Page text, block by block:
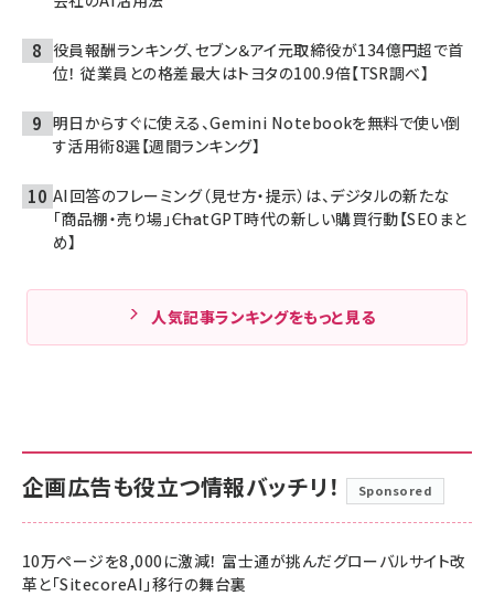
役員報酬ランキング、セブン＆アイ元取締役が134億円超で首
位！ 従業員との格差最大はトヨタの100.9倍【TSR調べ】
明日からすぐに使える、Gemini Notebookを無料で使い倒
す活用術8選【週間ランキング】
AI回答のフレーミング（見せ方・提示）は、デジタルの新たな
「商品棚・売り場」――ChatGPT時代の新しい購買行動【SEOまと
め】
人気記事ランキングをもっと見る
企画広告も役立つ情報バッチリ！ Sponsored
10万ページを8,000に激減！ 富士通が挑んだグローバルサイト改
革と「SitecoreAI」移行の舞台裏